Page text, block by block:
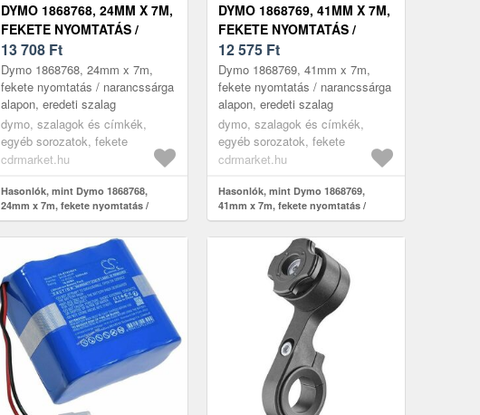
DYMO 1868768, 24MM X 7M,
FEKETE NYOMTATÁS /
NARANCSSÁRGA ALAPON,
EREDETI SZALAG
13 708 Ft
Dymo 1868768, 24mm x 7m,
fekete nyomtatás / narancssárga
alapon, eredeti szalag
dymo, szalagok és címkék,
egyéb sorozatok, fekete
cdrmarket.hu
Hasonlók, mint Dymo 1868768,
24mm x 7m, fekete nyomtatás /
narancssárga alapon, eredeti szalag
DYMO 1868769, 41MM X 7M,
FEKETE NYOMTATÁS /
NARANCSSÁRGA ALAPON,
EREDETI SZALAG
12 575 Ft
Dymo 1868769, 41mm x 7m,
fekete nyomtatás / narancssárga
alapon, eredeti szalag
dymo, szalagok és címkék,
egyéb sorozatok, fekete
cdrmarket.hu
Hasonlók, mint Dymo 1868769,
41mm x 7m, fekete nyomtatás /
narancssárga alapon, eredeti szalag